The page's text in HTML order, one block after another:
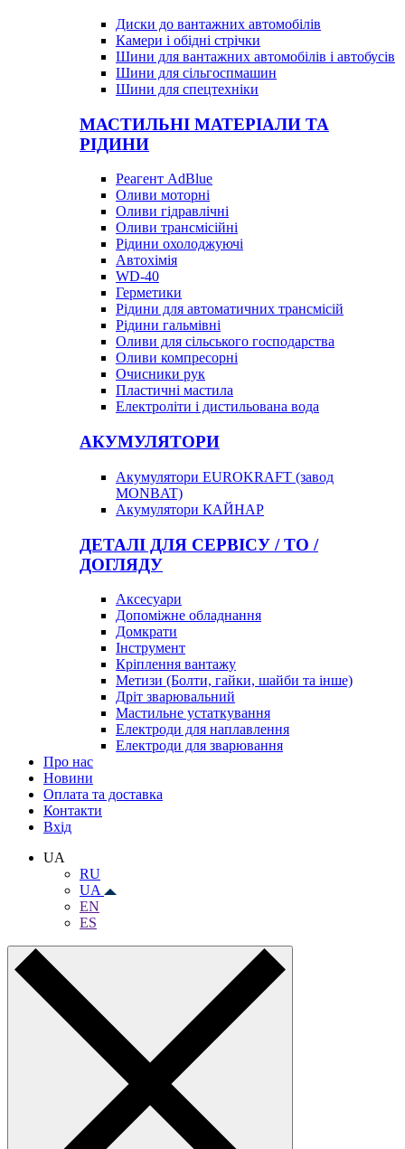
Диски до вантажних автомобілів
Камери і обідні стрічки
Шини для вантажних автомобілів і автобусів
Шини для сільгоспмашин
Шини для спецтехніки
МАСТИЛЬНІ МАТЕРІАЛИ ТА
РІДИНИ
Реагент AdBlue
Оливи моторні
Оливи гідравлічні
Оливи трансмісійні
Рідини охолоджуючі
Автохімія
WD-40
Герметики
Рідини для автоматичних трансмісій
Рідини гальмівні
Оливи для сільського господарства
Оливи компресорні
Очисники рук
Пластичні мастила
Електроліти і дистильована вода
АКУМУЛЯТОРИ
Акумулятори EUROKRAFT (завод
MONBAT)
Акумулятори КАЙНАР
ДЕТАЛІ ДЛЯ СЕРВІСУ / ТО /
ДОГЛЯДУ
Аксесуари
Допоміжне обладнання
Домкрати
Інструмент
Кріплення вантажу
Метизи (Болти, гайки, шайби та інше)
Дріт зварювальний
Мастильне устаткування
Електроди для наплавлення
Електроди для зварювання
Про нас
Новини
Оплата та доставка
Контакти
Вхiд
UA
RU
UA
EN
ES